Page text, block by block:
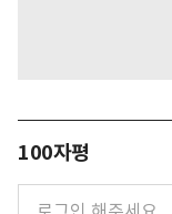
100자평